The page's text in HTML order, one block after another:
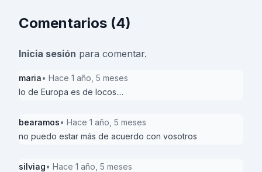
Comentarios (4)
Inicia sesión para comentar.
maria• Hace 1 año, 5 meses
lo de Europa es de locos....
bearamos• Hace 1 año, 5 meses
no puedo estar más de acuerdo con vosotros
silviag• Hace 1 año, 5 meses